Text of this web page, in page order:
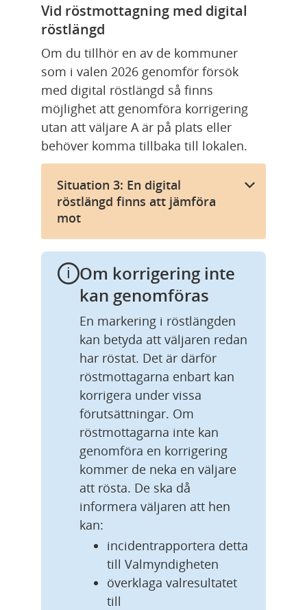
Vid röstmottagning med digital
röstlängd
Om du tillhör en av de kommuner
som i valen 2026 genomför försök
med digital röstlängd så finns
möjlighet att genomföra korrigering
utan att väljare A är på plats eller
behöver komma tillbaka till lokalen.
Situation 3: En digital
röstlängd finns att jämföra
mot
Om korrigering inte
kan genomföras
En markering i röstlängden
kan betyda att väljaren redan
har röstat. Det är därför
röstmottagarna enbart kan
korrigera under vissa
förutsättningar. Om
röstmottagarna inte kan
genomföra en korrigering
kommer de neka en väljare
att rösta. De ska då
informera väljaren att hen
kan:
incidentrapportera detta
till Valmyndigheten
överklaga valresultatet
till